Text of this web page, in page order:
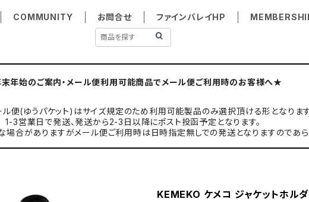
COMMUNITY お問合せ ファインバレイHP
年始のご案内・メール便利用可能商品でメール便ご利用時のお客様へ★
便(ゆうパケット)はサイズ規定のため利用可能製品のみ選択頂ける形となります
1-3営業日で発送、発送から2-3日以降にポスト投函予定となります。
合がありますがメール便ご利用時は日時指定無しでの発送となりますのであら
KEMEKO ケメコ ジャケットホル